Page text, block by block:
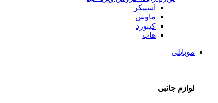
اسپیکر
ماوس
کیبورد
هاب
موبایلی
لوازم جانبی